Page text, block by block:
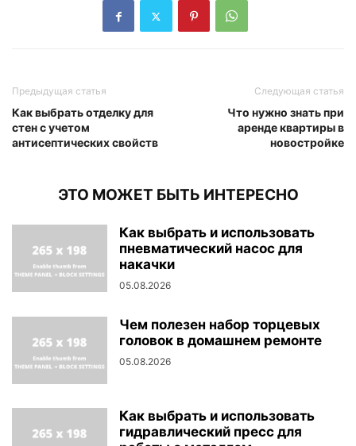
Предыдущая статья
Как выбрать отделку для
стен с учетом
антисептических свойств
Следующая статья
Что нужно знать при
аренде квартиры в
новостройке
ЭТО МОЖЕТ БЫТЬ ИНТЕРЕСНО
Как выбрать и использовать
пневматический насос для
накачки
05.08.2026
Чем полезен набор торцевых
головок в домашнем ремонте
05.08.2026
Как выбрать и использовать
гидравлический пресс для